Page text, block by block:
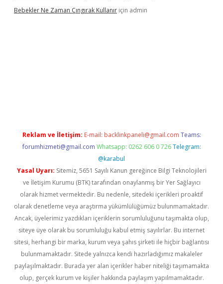
Bebekler Ne Zaman Çıngırak Kullanır için admin
Reklam ve İletişim: E-mail: backlinkpaneli@gmail.com Teams:
forumhizmeti@gmail.com Whatsapp: 0262 606 0 726 Telegram:
@karabul
Yasal Uyarı: Sitemiz, 5651 Sayılı Kanun gereğince Bilgi Teknolojileri
ve İletişim Kurumu (BTK) tarafından onaylanmış bir Yer Sağlayıcı
olarak hizmet vermektedir. Bu nedenle, sitedeki içerikleri proaktif
olarak denetleme veya araştırma yükümlülüğümüz bulunmamaktadır.
Ancak, üyelerimiz yazdıkları içeriklerin sorumluluğunu taşımakta olup,
siteye üye olarak bu sorumluluğu kabul etmiş sayılırlar. Bu internet
sitesi, herhangi bir marka, kurum veya şahıs şirketi ile hiçbir bağlantısı
bulunmamaktadır. Sitede yalnızca kendi hazırladığımız makaleler
paylaşılmaktadır. Burada yer alan içerikler haber niteliği taşımamakta
olup, gerçek kurum ve kişiler hakkında paylaşım yapılmamaktadır.